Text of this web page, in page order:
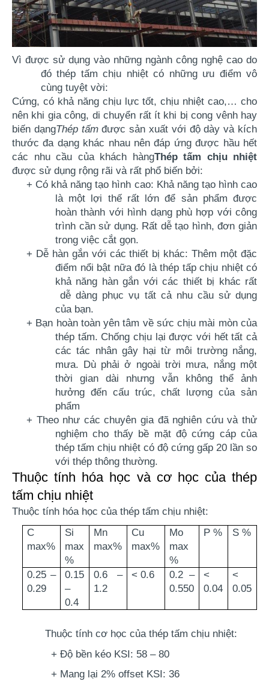
Vì được sử dụng vào những ngành công nghệ cao do
đóthép tấm chịu nhiệtcó những ưu điểm vô
cùng tuyệt vời:
Cứng, có khả năng chịu lực tốt, chịu nhiệt cao,… cho
nên khi gia công, di chuyển rất ít khi bị cong vênh hay
biến dạng​Thép tấm được sản xuất với độ dày và kích
thước đa dạng khác nhau nên đáp ứng được hầu hết
các nhu cầu của khách hàngThép tấm chịu nhiệt
được sử dụng rộng rãi và rất phổ biến bởi:
+ Có khả năng tạo hình cao: Khả năng tạo hình cao
là một lợi thế rất lớn để sản phẩm được
hoàn thành với hình dạng phù hợp với công
trình cần sử dụng. Rất dễ tạo hình, đơn giản
trong việc cắt gọn.
+ Dễ hàn gắn với các thiết bị khác: Thêm một đặc
điểm nổi bật nữa đó là thép tấp chịu nhiệtcó
khả năng hàn gắn với các thiết bị khác rất
dễ dàng phục vụ tất cả nhu cầu sử dụng
của bạn.
+ Bạn hoàn toàn yên tâm về sức chịu mài mòn của
thép tấm. Chống chịu lại được với hết tất cả
các tác nhân gây hại từ môi trường nắng,
mưa. Dù phải ở ngoài trời mưa, nắng một
thời gian dài nhưng vẫn không thể ảnh
hưởng đến cấu trúc, chất lượng của sản
phẩm
+ Theo như các chuyên gia đã nghiên cứu và thử
nghiệm cho thấy bề mặt độ cứng cáp của
thép tấm chịu nhiệt có độ cứng gấp 20 lần so
với thép thông thường.
Thuộc tính hóa học và cơ học của thép
tấm chịu nhiệt
Thuộc tính hóa học của thép tấm chịu nhiệt:
C
max%
Si
max
%
Mn
max%
Cu
max%
Mo
max
%
P % S %
0.25 –
0.29
0.15
–
0.4
0.6 –
1.2
< 0.6
0.2 –
0.550
<
0.04
<
0.05
Thuộc tính cơ học của thép tấm chịu nhiệt:
+ Độ bền kéo KSI: 58 – 80
+ Mang lại 2% offset KSI: 36